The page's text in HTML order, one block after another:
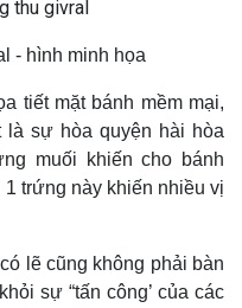
- hình minh họa
tiết mặt bánh mềm mại,
là sự hòa quyện hài hòa
muối khiến cho bánh
trứng này khiến nhiều vị
lẽ cũng không phải bàn
sự “tấn công’ của các